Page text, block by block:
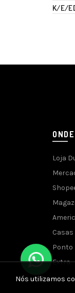
K/E/
Loja
Casas
Ponto
Extra
Nós utilizamos